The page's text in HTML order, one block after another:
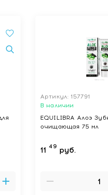
Артикул: 157791
В наличии
EQUILIBRA Алоэ
очищающая 75 мл
11 49 руб.